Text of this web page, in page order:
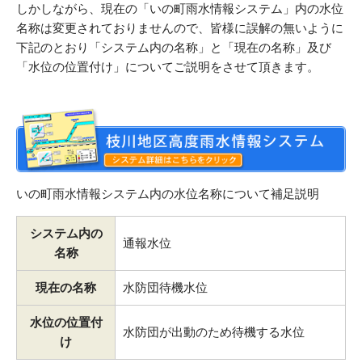
しかしながら、現在の「いの町雨水情報システム」内の水位
名称は変更されておりませんので、皆様に誤解の無いように
下記のとおり「システム内の名称」と「現在の名称」及び
「水位の位置付け」についてご説明をさせて頂きます。
いの町雨水情報システム内の水位名称について補足説明
システム内の
名称
通報水位
現在の名称 水防団待機水位
水位の位置付
け
水防団が出動のため待機する水位